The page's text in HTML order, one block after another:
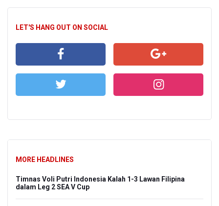
LET'S HANG OUT ON SOCIAL
MORE HEADLINES
Timnas Voli Putri Indonesia Kalah 1-3 Lawan Filipina
dalam Leg 2 SEA V Cup